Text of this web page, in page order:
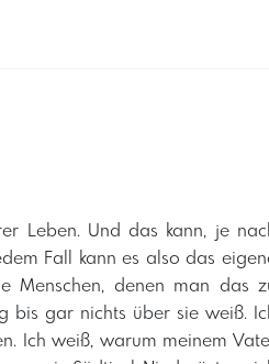
Leben. Und das kann, je
Fall kann es also das
Menschen, denen man das
bis gar nichts über sie weiß.
Ich weiß, warum meinem